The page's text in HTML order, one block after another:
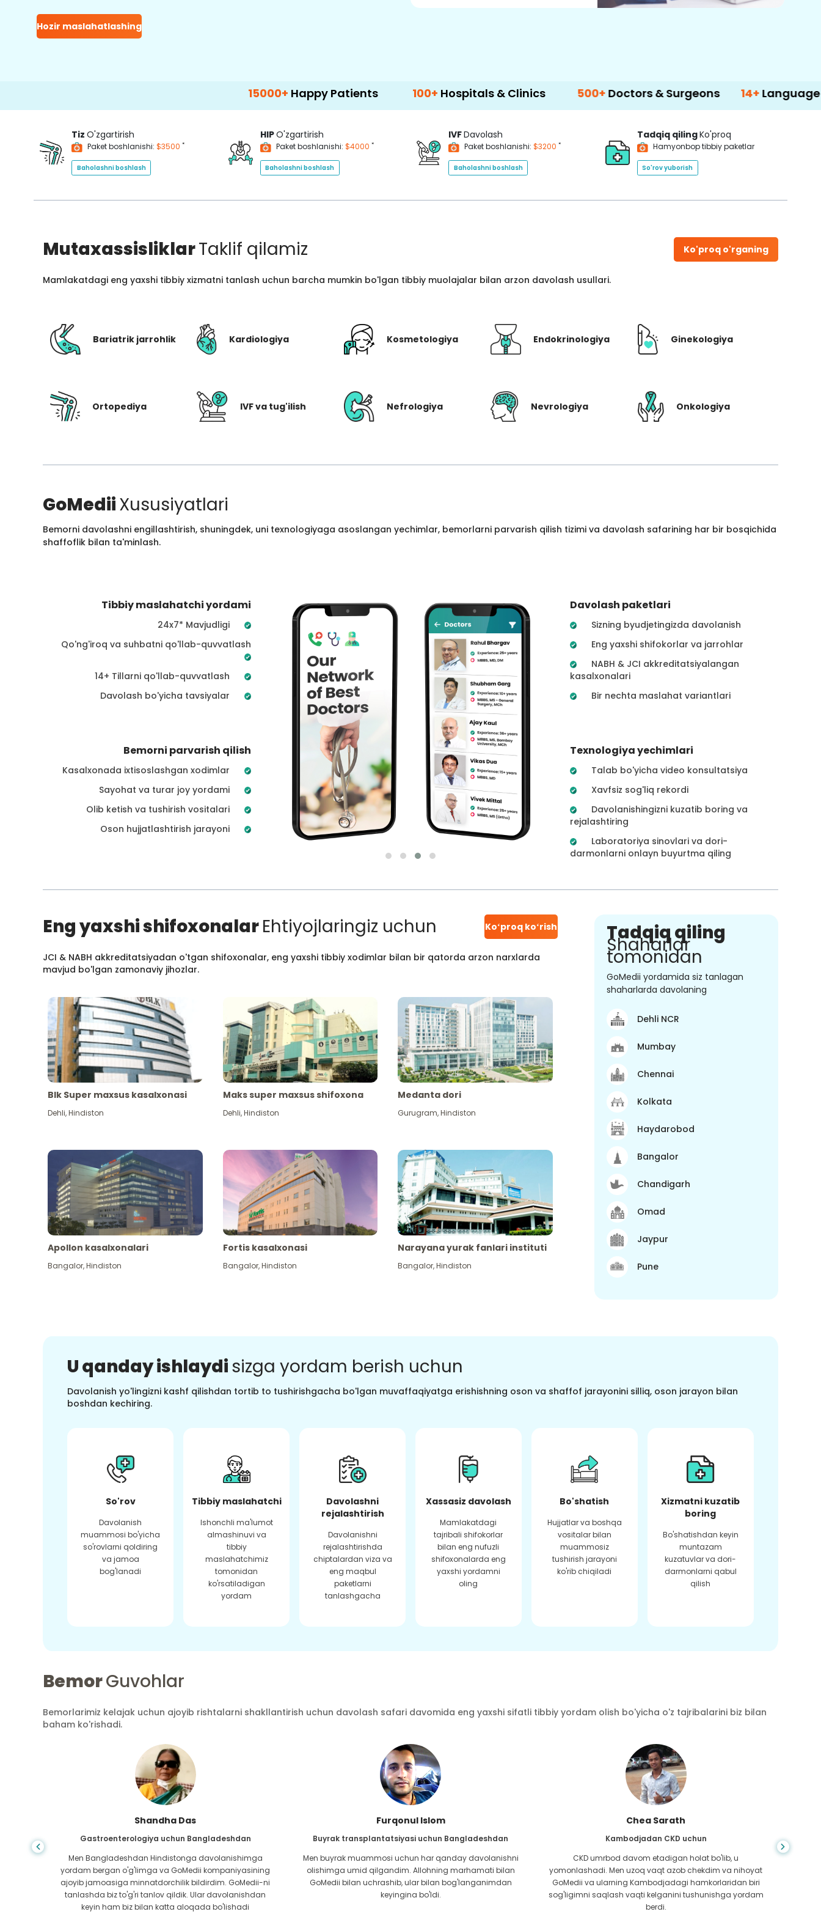
Hozir maslahatlashing
Happy Patients 100+ Hospitals & Clinics 500+ Doctors & Surgeons 14+Language Support
Tiz O'zgartirish
Paket boshlanishi: $3500 *
Baholashni boshlash
HIPO'zgartirish
Paket boshlanishi: $4000 *
Baholashni boshlash
IVFDavolash
Paket boshlanishi: $3200 *
Baholashni boshlash
Tadqiq qilingKo'proq
Hamyonbop tibbiy paketlar
So'rov yuborish
MutaxassisliklarTaklif qilamiz Ko'proq o'rganing
Mamlakatdagi eng yaxshi tibbiy xizmatni tanlash uchun barcha mumkin bo'lgan tibbiy muolajalar bilan arzon davolash usullari.
Bariatrik jarrohlik Kardiologiya Kosmetologiya Endokrinologiya Ginekologiya
Ortopediya IVF va tug'ilish Nefrologiya Nevrologiya Onkologiya
GoMediiXususiyatlari
Bemorni davolashni engillashtirish, shuningdek, uni texnologiyaga asoslangan yechimlar, bemorlarni parvarish qilish tizimi va davolash safarining har bir bosqichida
shaffoflik bilan ta'minlash.
Tibbiy maslahatchi yordami
24x7* Mavjudligi
Qo'ng'iroq va suhbatni qo'llab-quvvatlash
14+ Tillarni qo'llab-quvvatlash
Davolash bo'yicha tavsiyalar
Bemorni parvarish qilish
Kasalxonada ixtisoslashgan xodimlar
Sayohat va turar joy yordami
Olib ketish va tushirish vositalari
Oson hujjatlashtirish jarayoni
Davolash paketlari
Sizning byudjetingizda davolanish
Eng yaxshi shifokorlar va jarrohlar
NABH & JCI akkreditatsiyalangan
kasalxonalari
Bir nechta maslahat variantlari
Texnologiya yechimlari
Talab bo'yicha video konsultatsiya
Xavfsiz sog'liq rekordi
Davolanishingizni kuzatib boring va
rejalashtiring
Laboratoriya sinovlari va dori-
darmonlarni onlayn buyurtma qiling
Eng yaxshi shifoxonalarEhtiyojlaringiz uchun Koʻproq koʻrish
JCI & NABH akkreditatsiyadan o'tgan shifoxonalar, eng yaxshi tibbiy xodimlar bilan bir qatorda arzon narxlarda
mavjud bo'lgan zamonaviy jihozlar.
Blk Super maxsus kasalxonasi
Dehli,Hindiston
Maks super maxsus shifoxona
Dehli,Hindiston
Medanta dori
Gurugram,Hindiston
Apollon kasalxonalari
Bangalor,Hindiston
Fortis kasalxonasi
Bangalor,Hindiston
Narayana yurak fanlari instituti
Bangalor,Hindiston
Tadqiq qiling
Shaharlar
tomonidan
GoMedii yordamida siz tanlagan
shaharlarda davolaning
Dehli NCR
Mumbay
Chennai
Kolkata
Haydarobod
Bangalor
Chandigarh
Omad
Jaypur
Pune
U qanday ishlaydisizga yordam berish uchun
Davolanish yo'lingizni kashf qilishdan tortib to tushirishgacha bo'lgan muvaffaqiyatga erishishning oson va shaffof jarayonini silliq, oson jarayon bilan
boshdan kechiring.
So'rov
Davolanish
muammosi bo'yicha
so'rovlarni qoldiring
va jamoa
bog'lanadi
Tibbiy maslahatchi
Ishonchli ma'lumot
almashinuvi va
tibbiy
maslahatchimiz
tomonidan
ko'rsatiladigan
yordam
Davolashni
rejalashtirish
Davolanishni
rejalashtirishda
chiptalardan viza va
eng maqbul
paketlarni
tanlashgacha
Xassasiz davolash
Mamlakatdagi
tajribali shifokorlar
bilan eng nufuzli
shifoxonalarda eng
yaxshi yordamni
oling
Bo'shatish
Hujjatlar va boshqa
vositalar bilan
muammosiz
tushirish jarayoni
ko'rib chiqiladi
Xizmatni kuzatib
boring
Bo'shatishdan keyin
muntazam
kuzatuvlar va dori-
darmonlarni qabul
qilish
BemorGuvohlar
Bemorlarimiz kelajak uchun ajoyib rishtalarni shakllantirish uchun davolash safari davomida eng yaxshi sifatli tibbiy yordam olish bo'yicha o'z tajribalarini biz bilan
baham ko'rishadi.
Shandha Das
Gastroenterologiya uchun Bangladeshdan
Men Bangladeshdan Hindistonga davolanishimga
yordam bergan o'g'limga va GoMedii kompaniyasining
ajoyib jamoasiga minnatdorchilik bildirdim. GoMedii-ni
tanlashda biz to'g'ri tanlov qildik. Ular davolanishdan
keyin ham biz bilan katta aloqada bo'lishadi
Furqonul Islom
Buyrak transplantatsiyasi uchun Bangladeshdan
Men buyrak muammosi uchun har qanday davolanishni
olishimga umid qilgandim. Allohning marhamati bilan
GoMedii bilan uchrashib, ular bilan bog'langanimdan
keyingina bo'ldi.
Chea Sarath
Kambodjadan CKD uchun
CKD umrbod davom etadigan holat bo'lib, u
yomonlashadi. Men uzoq vaqt azob chekdim va nihoyat
GoMedii va ularning Kambodjadagi hamkorlaridan biri
sog'ligimni saqlash vaqti kelganini tushunishga yordam
berdi.